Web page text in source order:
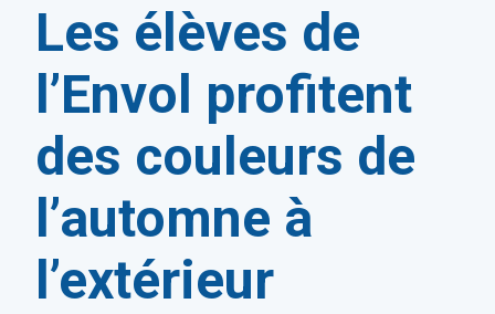
Les élèves de
l’Envol profitent
des couleurs de
l’automne à
l’extérieur